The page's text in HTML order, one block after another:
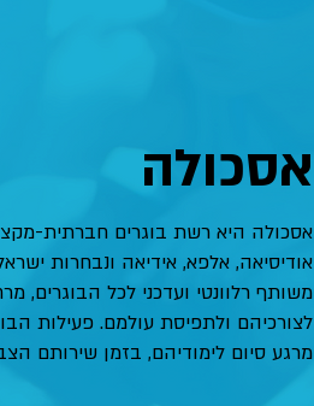
אסכולה
אסכולה היא רשת בוגרים חברתית-
אודיסיאה, אלפא, אידיאה ונבחרות
משותף רלוונטי ועדכני לכל הבוגרים,
לצורכיהם ולתפיסת עולמם. פעילות
מרגע סיום לימודיהם, בזמן שירותם